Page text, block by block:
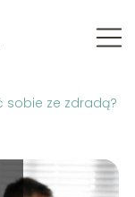
sobie ze zdradą?